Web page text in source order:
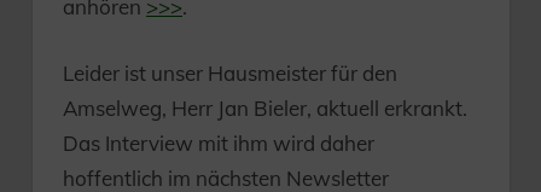
anhören >>>.
Leider ist unser Hausmeister für den
Amselweg, Herr Jan Bieler, aktuell erkrankt.
Das Interview mit ihm wird daher
hoffentlich im nächsten Newsletter